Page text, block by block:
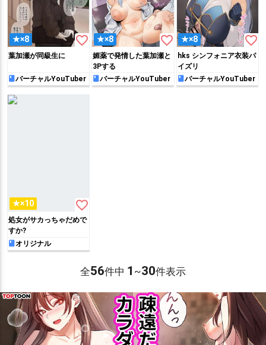
★×8 favorite_border
葉加瀬が同級生に
バーチャルYouTuber
★×8 favorite_border
媚薬で発情した葉加瀬と
3Pする
バーチャルYouTuber
★×8 favorite_border
hks シンフォニア衣装パ
イズリ
バーチャルYouTuber
★×10 favorite_border
処女がサカっちゃだめで
すか?
オリジナル
全56件中 1 ~30件表示